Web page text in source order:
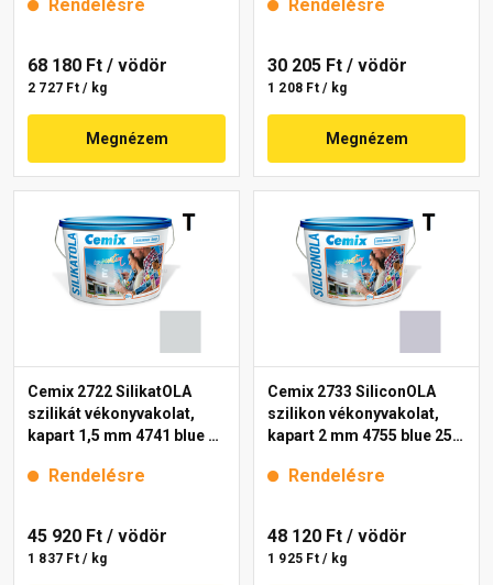
Rendelésre
68 180 Ft / vödör
2 727 Ft / kg
Megnézem
Rendelésre
30 205 Ft / vödör
1 208 Ft / kg
Megnézem
Cemix 2722 SilikatOLA
szilikát vékonyvakolat,
kapart 1,5 mm 4741 blue 25
Rendelésre
45 920 Ft / vödör
1 837 Ft / kg
Cemix 2733 SiliconOLA
szilikon vékonyvakolat,
kapart 2 mm 4755 blue 25
Rendelésre
48 120 Ft / vödör
1 925 Ft / kg